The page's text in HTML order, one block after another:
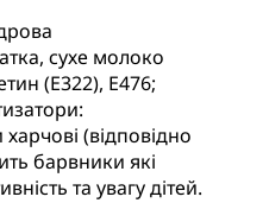
сухе молоко
(Е322), Е476;
(відповідно
барвники які
та увагу дітей.